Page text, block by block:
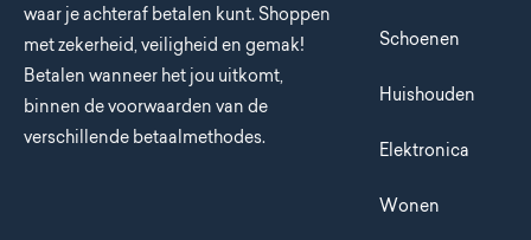
waar je achteraf betalen kunt. Shoppen
met zekerheid, veiligheid en gemak!
Betalen wanneer het jou uitkomt,
binnen de voorwaarden van de
verschillende betaalmethodes.
Schoenen
Huishouden
Elektronica
Wonen